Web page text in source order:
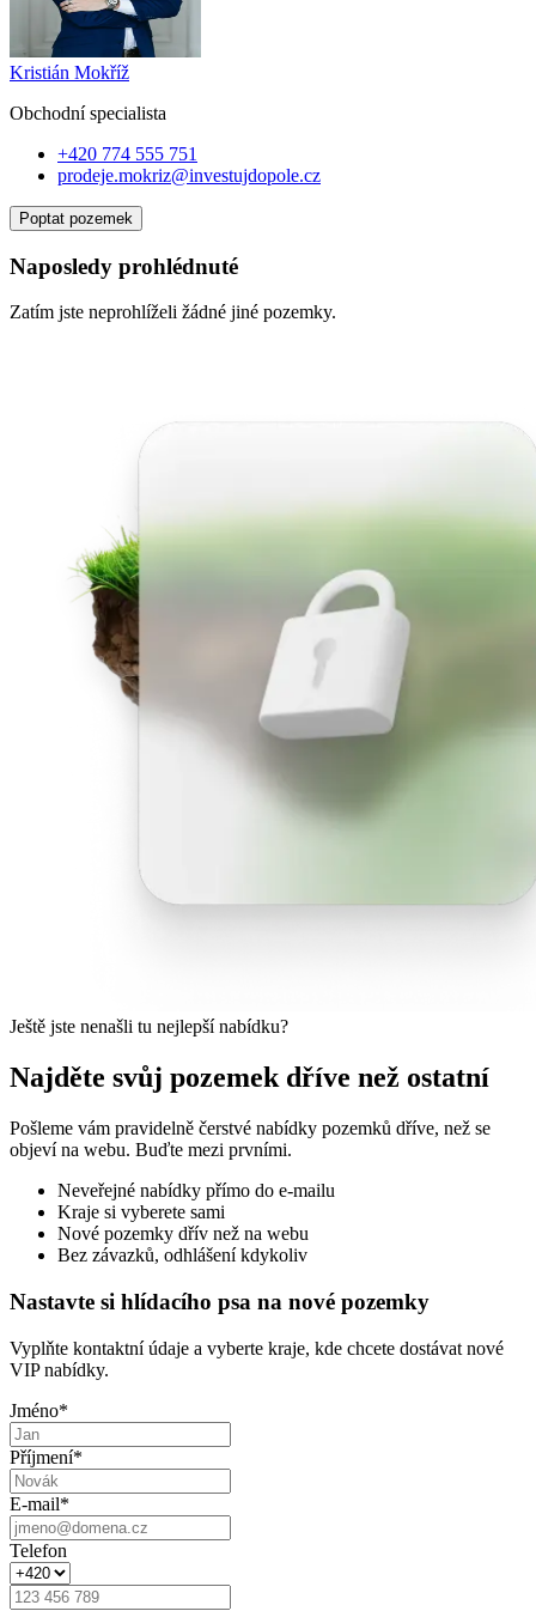
Kristián Mokříž
Obchodní specialista
+420 774 555 751
prodeje.mokriz@investujdopole.cz
Poptat pozemek
Naposledy prohlédnuté
Zatím jste neprohlíželi žádné jiné pozemky.
Ještě jste nenašli tu nejlepší nabídku?
Najděte svůj pozemek dříve než ostatní
Pošleme vám pravidelně čerstvé nabídky pozemků dříve, než se
objeví na webu. Buďte mezi prvními.
Neveřejné nabídky přímo do e-mailu
Kraje si vyberete sami
Nové pozemky dřív než na webu
Bez závazků, odhlášení kdykoliv
Nastavte si hlídacího psa na nové pozemky
Vyplňte kontaktní údaje a vyberte kraje, kde chcete dostávat nové
VIP nabídky.
Jméno*
Příjmení*
E-mail*
Telefon